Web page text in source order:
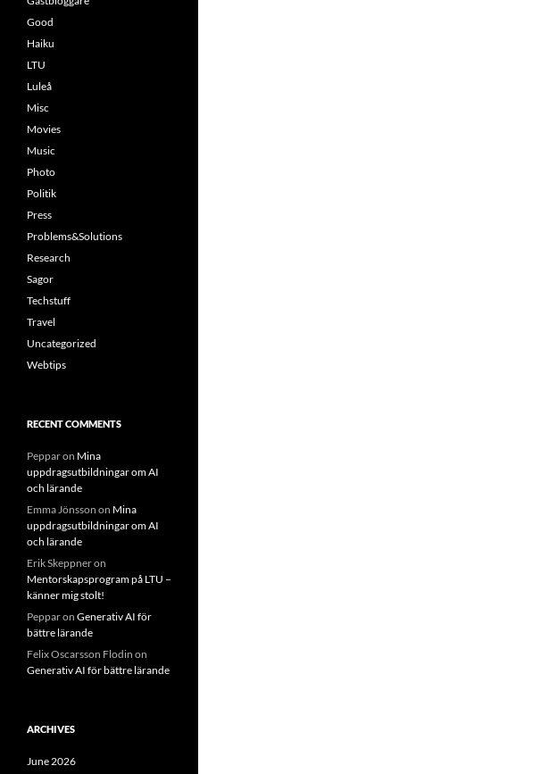
Good
Haiku
LTU
Luleå
Misc
Movies
Music
Photo
Politik
Press
Problems&Solutions
Research
Sagor
Techstuff
Travel
Uncategorized
Webtips
RECENT COMMENTS
Pepparon Mina
uppdragsutbildningar om AI
och lärande
Emma Jönsson on Mina
uppdragsutbildningar om AI
och lärande
Erik Skeppneron
Mentorskapsprogram på LTU –
känner mig stolt!
Pepparon Generativ AI för
bättre lärande
Felix Oscarsson Flodin on
Generativ AI för bättre lärande
ARCHIVES
June 2026